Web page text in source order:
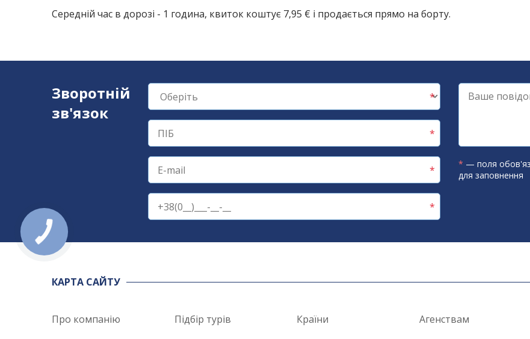
Середній час в дорозі - 1 година, квиток коштує 7,95 € і продається прямо на борту.
Зворотній
зв'язок
* — поля
для заповнення
КАРТА САЙТУ
Про компанію Підбір турів Країни Агенствам